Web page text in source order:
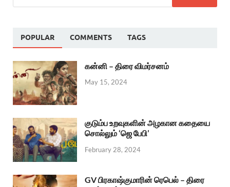
POPULAR COMMENTS TAGS
கன்னி – திரை விமர்சனம்
May 15, 2024
குடும்ப உறவுகளின் அழகான கதையை
சொல்லும் ‘ஜெ பேபி’
February 28, 2024
GV பிரகாஷ்குமாரின் ரெபெல் – திரை